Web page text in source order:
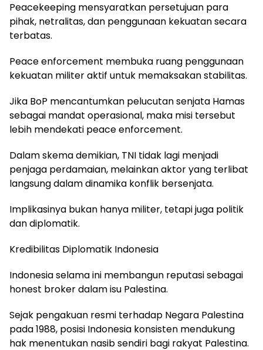
Peacekeeping mensyaratkan persetujuan para
pihak, netralitas, dan penggunaan kekuatan secara
terbatas.
Peace enforcement membuka ruang penggunaan
kekuatan militer aktif untuk memaksakan stabilitas.
Jika BoP mencantumkan pelucutan senjata Hamas
sebagai mandat operasional, maka misi tersebut
lebih mendekati peace enforcement.
Dalam skema demikian, TNI tidak lagi menjadi
penjaga perdamaian, melainkan aktor yang terlibat
langsung dalam dinamika konflik bersenjata.
Implikasinya bukan hanya militer, tetapi juga politik
dan diplomatik.
Kredibilitas Diplomatik Indonesia
Indonesia selama ini membangun reputasi sebagai
honest broker dalam isu Palestina.
Sejak pengakuan resmi terhadap Negara Palestina
pada 1988, posisi Indonesia konsisten mendukung
hak menentukan nasib sendiri bagi rakyat Palestina.